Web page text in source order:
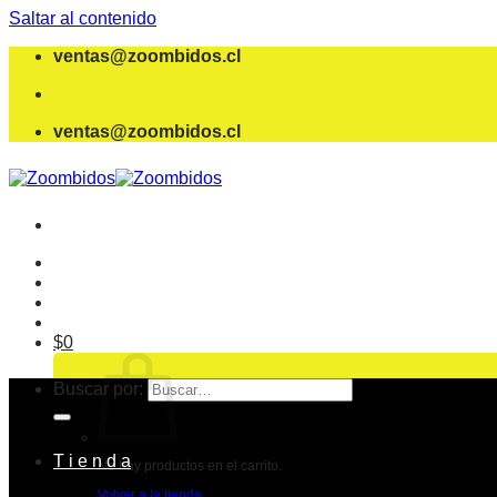
Saltar al contenido
ventas@zoombidos.cl
ventas@zoombidos.cl
$0
No hay productos en el carrito.
Buscar por:
T i e n d a